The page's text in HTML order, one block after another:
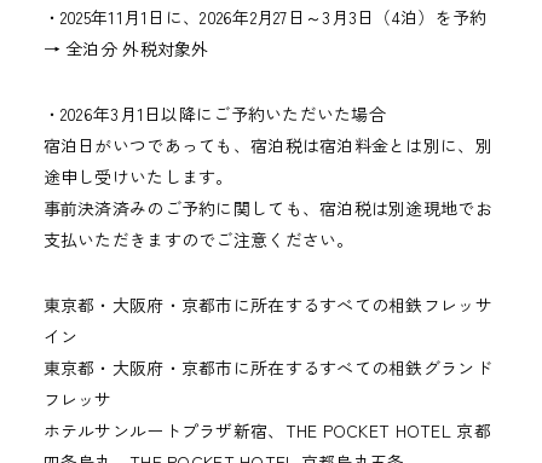
・2025年11月1日に、2026年2月27日～3月3日（4泊）を予約
→ 全泊分 外税対象外
・2026年3月1日以降にご予約いただいた場合
宿泊日がいつであっても、宿泊税は宿泊料金とは別に、別
途申し受けいたします。
事前決済済みのご予約に関しても、宿泊税は別途現地でお
支払いただきますのでご注意ください。
東京都・大阪府・京都市に所在するすべての相鉄フレッサ
イン
東京都・大阪府・京都市に所在するすべての相鉄グランド
フレッサ
ホテルサンルートプラザ新宿、THE POCKET HOTEL 京都